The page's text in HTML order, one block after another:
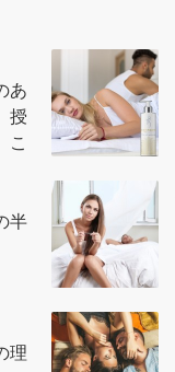
あ
授
こ
半
理